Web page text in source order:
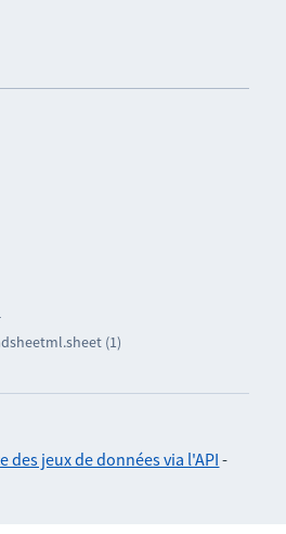
(1)
des jeux de données via l'API -